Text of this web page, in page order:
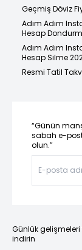
Geçmiş Döviz
Adım Adım
Hesap
Adım Adım
Hesap Silme
Resmi Tatil
“Günün
sabah e-
olun.”
Günlük
indirin